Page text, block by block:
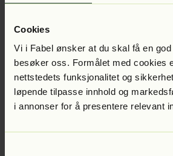
Cookies
Vi i Fabel ønsker at du skal få en
besøker oss. Formålet med cookies
nettstedets funksjonalitet og
løpende tilpasse innhold og
i annonser for å presentere relevant